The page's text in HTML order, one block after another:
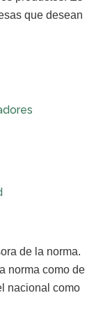
que desean
de la norma.
norma como de
nacional como